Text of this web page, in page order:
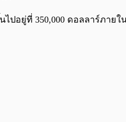
ไปอยู่ที่ 350,000 ดอลลาร์ภา